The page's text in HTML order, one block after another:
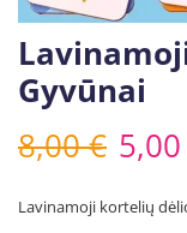
Gyvūnai
8,00€ 5,00
Lavinamoji kortelių